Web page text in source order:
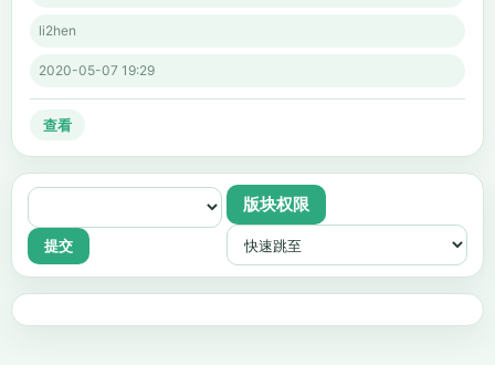
li2hen
2020-05-07 19:29
查看
版块权限